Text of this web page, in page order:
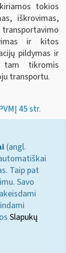
tokios
iškrovimas,
ir kitos
pildymas ir
tam tikromis
transportu.
45 str.
(angl.
Taip pat
Savo
Slapukų